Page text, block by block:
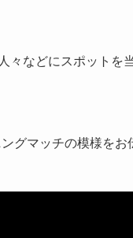
などにスポットを
グマッチの模様をお